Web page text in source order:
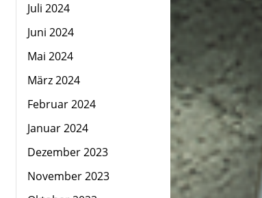
Juli 2024
Juni 2024
Mai 2024
März 2024
Februar 2024
Januar 2024
Dezember 2023
November 2023